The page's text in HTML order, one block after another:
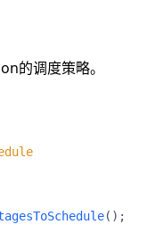
的调度策略。
();